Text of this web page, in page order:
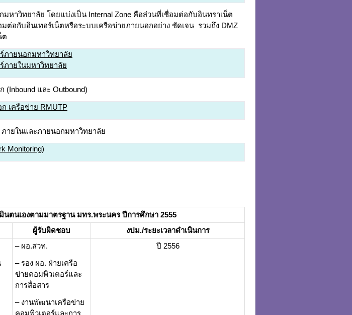
หาวิทยาลัย โดยแบ่งเป็น Internal Zone คือส่วนที่เชื่อมต่อกับอินทราเน็ต
ต่อกับอินเทอร์เน็ตหรือระบบเครือข่ายภายนอกอย่าง ชัดเจน รวมถึง DMZ
ต
ภายนอกมหาวิทยาลัย
ภายในมหาวิทยาลัย
และ Outbound)
เครือข่าย RMUTP
ภายในและภายนอกมหาวิทยาลัย
Monitoring)
นตนเองตามมาตรฐาน มทร.พระนคร ปีการศึกษา 2555
ผู้รับผิดชอบ งปม./ระยะเวลาดำเนินการ
– ผอ.สวท.
– รอง ผอ. ฝ่ายเครือ
ข่ายคอมพิวเตอร์และ
การสื่อสาร
– งานพัฒนาเครือข่าย
ปี 2556